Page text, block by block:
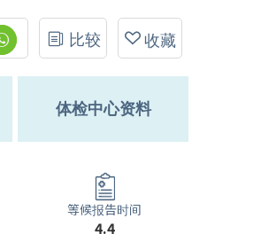
比较 收藏
体检中心资料
等候报告时间
4.4